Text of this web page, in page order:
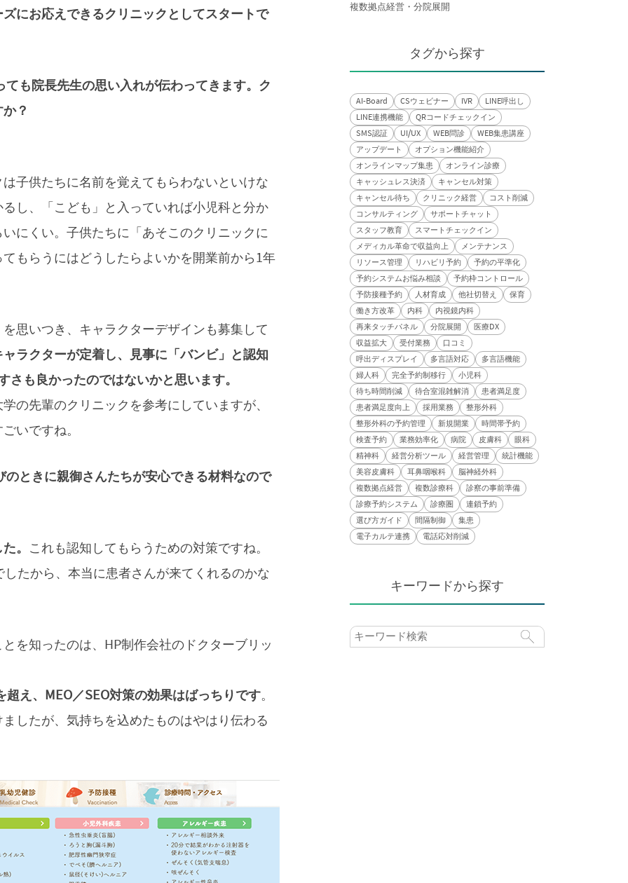
にお応えできるクリニックとしてスタートで
も院長先生の思い入れが伝わってきます。ク
？
子供たちに名前を覚えてもらわないといけな
し、「こども」と入っていれば小児科と分か
にくい。子供たちに「あそこのクリニックに
もらうにはどうしたらよいかを開業前から1年
思いつき、キャラクターデザインも募集して
ラクターが定着し、見事に「バンビ」と認知
も良かったのではないかと思います。
の先輩のクリニックを参考にしていますが、
いですね。
ときに親御さんたちが安心できる材料なので
。 これも認知してもらうための対策ですね。
たから、本当に患者さんが来てくれるのかな
を知ったのは、HP制作会社のドクターブリッ
え、MEO／SEO対策の効果はばっちりです。
したが、気持ちを込めたものはやはり伝わる
複数拠点経営・分院展開
タグから探す
AI-Board CSウェビナー IVR
LINE呼出し
LINE連携機能
QRコードチェックイン
SMS認証
UI/UX WEB問診
WEB集患講座
アップデート
オプション機能紹介
オンラインマップ集患
オンライン診療
キャッシュレス決済
キャンセル対策
キャンセル待ち
クリニック経営
コスト削減
コンサルティング
サポートチャット
スタッフ教育
スマートチェックイン
メディカル革命で収益向上
メンテナンス
リソース管理
リハビリ予約
予約の平準化
予約システムお悩み相談
予約枠コントロール
予防接種予約
人材育成 他社切替え
保育
働き方改革
内科
内視鏡内科
再来タッチパネル
分院展開
医療DX
収益拡大
受付業務
口コミ
呼出ディスプレイ
多言語対応
多言語機能
婦人科
完全予約制移行
小児科
待ち時間削減
待合室混雑解消
患者満足度
患者満足度向上
採用業務
整形外科
整形外科の予約管理
新規開業
時間帯予約
検査予約
業務効率化 病院 皮膚科
眼科
精神科
経営分析ツール 経営管理
統計機能
美容皮膚科
耳鼻咽喉科
脳神経外科
複数拠点経営
複数診療科
診察の事前準備
診療予約システム
診療圏
連鎖予約
選び方ガイド
間隔制御
集患
電子カルテ連携
電話応対削減
キーワードから探す